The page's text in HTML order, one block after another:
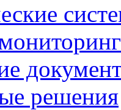
решения